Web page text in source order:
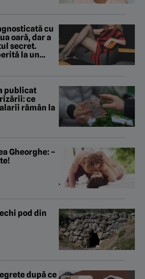
cu
oară, dar a
secret.
la un
publicat
ce
rămân la
Gheorghe: –
pod din
după ce